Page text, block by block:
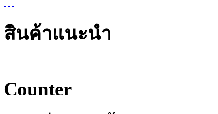
สินค้าแนะนำ
Counter